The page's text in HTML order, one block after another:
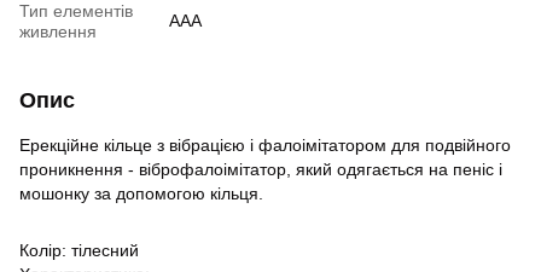
Тип елементів
живлення
AAA
Опис
Ерекційне кільце з вібрацією і фалоімітатором для подвійного
проникнення - віброфалоімітатор, який одягається на пеніс і
мошонку за допомогою кільця.
Колір: тілесний